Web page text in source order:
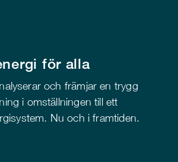
för alla
och främjar en trygg
i omställningen till ett
Nu och i framtiden.